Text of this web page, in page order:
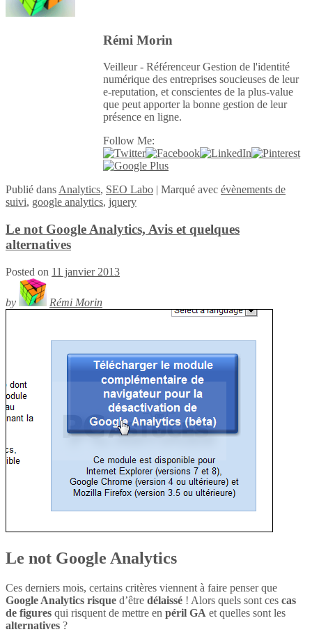
Rémi Morin
Veilleur - Référenceur Gestion de l'identité
numérique des entreprises soucieuses de leur
e-reputation, et conscientes de la plus-value
que peut apporter la bonne gestion de leur
présence en ligne.
Follow Me:
Publié dans Analytics, SEO Labo | Marqué avec évènements de
suivi, google analytics, jquery
Le not Google Analytics, Avis et quelques
alternatives
Posted on 11 janvier 2013
by Rémi Morin
Le not Google Analytics
Ces derniers mois, certains critères viennent à faire penser que
Google Analytics risque d’être délaissé ! Alors quels sont ces cas
de figures qui risquent de mettre en péril GA et quelles sont les
alternatives ?